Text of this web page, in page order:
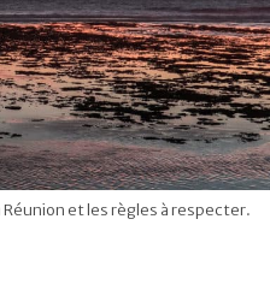
Réunion et les règles à respecter.